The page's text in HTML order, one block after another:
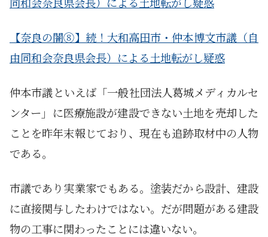
【奈良の闇⑧】続！大和高田市・仲本博文市議（自
由同和会奈良県会長）による土地転がし疑惑
仲本市議といえば「一般社団法人葛城メディカルセ
ンター」に医療施設が建設できない土地を売却した
ことを昨年末報じており、現在も追跡取材中の人物
である。
市議であり実業家でもある。塗装だから設計、建設
に直接関与したわけではない。だが問題がある建設
物の工事に関わったことには違いない。